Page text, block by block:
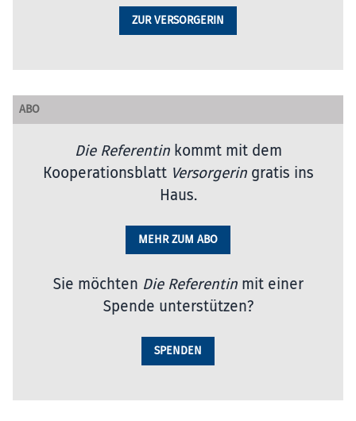
ZUR VERSORGERIN
ABO
Die Referentinkommt mit dem
Kooperationsblatt Versorgeringratis ins
Haus.
MEHR ZUM ABO
Sie möchten Die Referentinmit einer
Spende unterstützen?
SPENDEN